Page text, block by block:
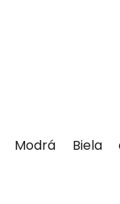
Modrá sivá
Biela